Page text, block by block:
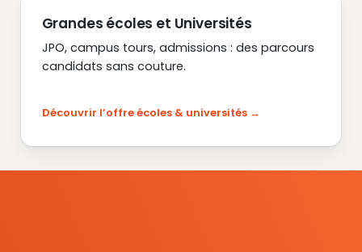
Grandes écoles et Universités
JPO, campus tours, admissions : des parcours
candidats sans couture.
Découvrir l’offre écoles & universités